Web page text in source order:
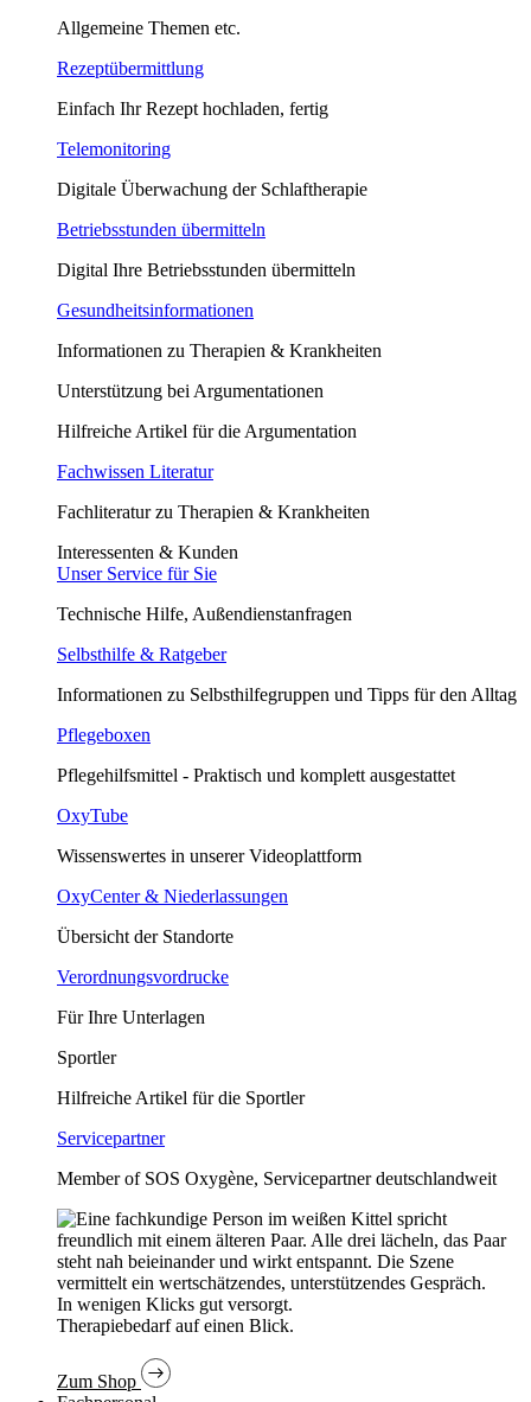
Allgemeine Themen etc.
Rezeptübermittlung
Einfach Ihr Rezept hochladen, fertig
Telemonitoring
Digitale Überwachung der Schlaftherapie
Betriebsstunden übermitteln
Digital Ihre Betriebsstunden übermitteln
Gesundheitsinformationen
Informationen zu Therapien & Krankheiten
Unterstützung bei Argumentationen
Hilfreiche Artikel für die Argumentation
Fachwissen Literatur
Fachliteratur zu Therapien & Krankheiten
Interessenten & Kunden
Unser Service für Sie
Technische Hilfe, Außendienstanfragen
Selbsthilfe & Ratgeber
Informationen zu Selbsthilfegruppen und Tipps für den Alltag
Pflegeboxen
Pflegehilfsmittel - Praktisch und komplett ausgestattet
OxyTube
Wissenswertes in unserer Videoplattform
OxyCenter & Niederlassungen
Übersicht der Standorte
Verordnungsvordrucke
Für Ihre Unterlagen
Sportler
Hilfreiche Artikel für die Sportler
Servicepartner
Member of SOS Oxygène, Servicepartner deutschlandweit
In wenigen Klicks gut versorgt.
Therapiebedarf auf einen Blick.
Zum Shop